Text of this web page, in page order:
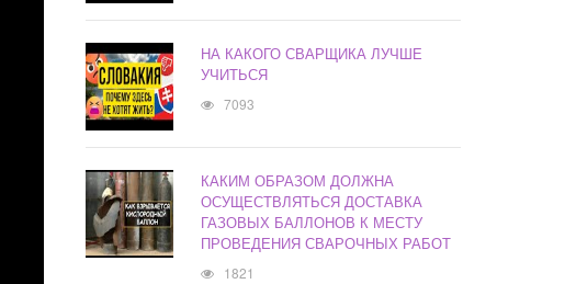
НА КАКОГО СВАРЩИКА ЛУЧШЕ
УЧИТЬСЯ
7093
КАКИМ ОБРАЗОМ ДОЛЖНА
ОСУЩЕСТВЛЯТЬСЯ ДОСТАВКА
ГАЗОВЫХ БАЛЛОНОВ К МЕСТУ
ПРОВЕДЕНИЯ СВАРОЧНЫХ РАБОТ
1821